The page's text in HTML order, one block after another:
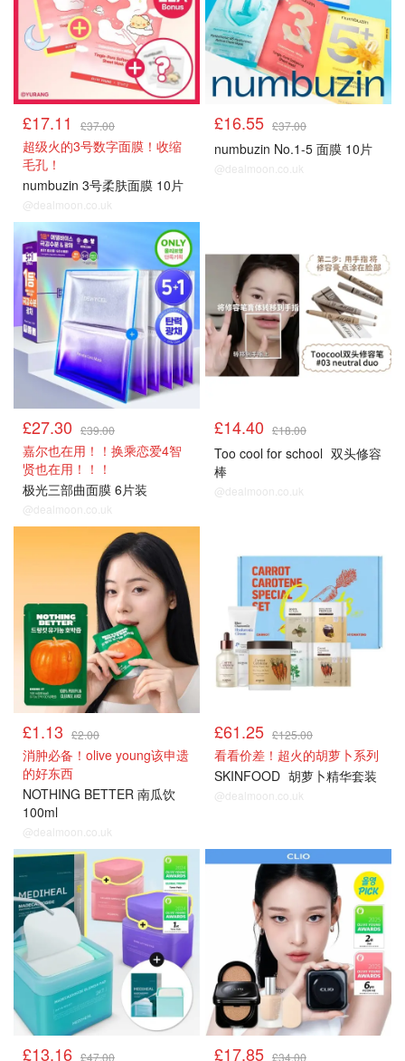
£17.11 £37.00
超级火的3号数字面膜！收缩
毛孔！
numbuzin 3号柔肤面膜 10片
@dealmoon.co.uk
£16.55 £37.00
numbuzin No.1-5 面膜 10片
@dealmoon.co.uk
£27.30 £39.00
嘉尔也在用！！换乘恋爱4智
贤也在用！！！
极光三部曲面膜 6片装
@dealmoon.co.uk
£14.40 £18.00
Too cool for school 双头修容
棒
@dealmoon.co.uk
£1.13 £2.00
消肿必备！olive young该申遗
的好东西
NOTHING BETTER 南瓜饮
100ml
@dealmoon.co.uk
£61.25 £125.00
看看价差！超火的胡萝卜系列
SKINFOOD 胡萝卜精华套装
@dealmoon.co.uk
£13.16 £47.00 £17.85 £34.00